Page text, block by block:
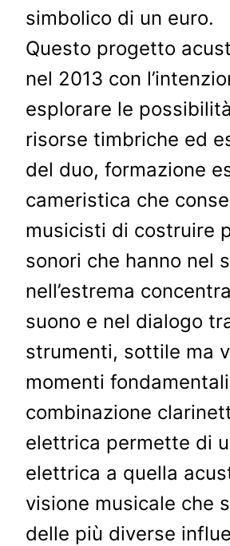
simbolico di un euro.
Questo progetto
nel 2013 con
esplorare le
risorse timbriche ed
del duo, formazione
cameristica che
musicisti di costruire
sonori che hanno nel
nell’estrema
suono e nel dialogo
strumenti, sottile ma
momenti
combinazione
elettrica permette di
elettrica a quella
visione musicale che
delle più diverse